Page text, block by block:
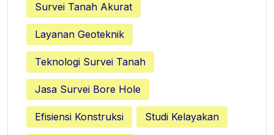
Survei Tanah Akurat
Layanan Geoteknik
Teknologi Survei Tanah
Jasa Survei Bore Hole
Efisiensi Konstruksi Studi Kelayakan